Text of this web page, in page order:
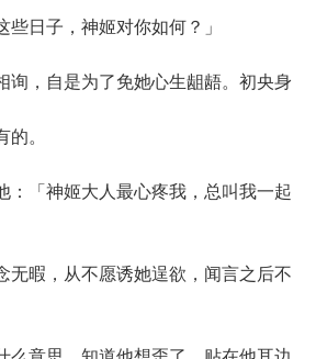
日子，神姬对你如何？」
，自是为了免她心生龃龉。初央身
。
「神姬大人最心疼我，总叫我一起
暇，从不愿诱她逞欲，闻言之后不